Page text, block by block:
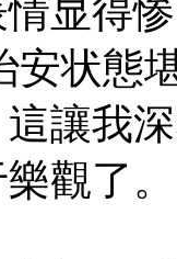
显得
安状態
讓我
觀了。